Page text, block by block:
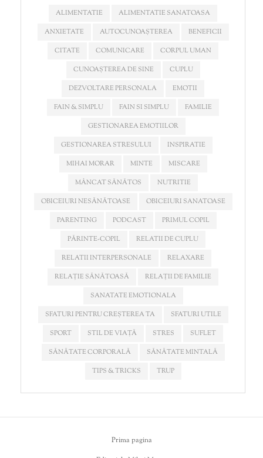
ALIMENTATIE
ALIMENTATIE SANATOASA
ANXIETATE
AUTOCUNOAȘTEREA
BENEFICII
CITATE
COMUNICARE
CORPUL UMAN
CUNOAȘTEREA DE SINE
CUPLU
DEZVOLTARE PERSONALA
EMOTII
FAIN & SIMPLU
FAIN SI SIMPLU
FAMILIE
GESTIONAREA EMOTIILOR
GESTIONAREA STRESULUI
INSPIRATIE
MIHAI MORAR
MINTE
MISCARE
MÂNCAT SĂNĂTOS
NUTRITIE
OBICEIURI NESĂNĂTOASE
OBICEIURI SANATOASE
PARENTING
PODCAST
PRIMUL COPIL
PĂRINTE-COPIL
RELATII DE CUPLU
RELATII INTERPERSONALE
RELAXARE
RELAȚIE SĂNĂTOASĂ
RELAȚII DE FAMILIE
SANATATE EMOTIONALA
SFATURI PENTRU CREȘTEREA TA
SFATURI UTILE
SPORT
STIL DE VIAȚĂ STRES
SUFLET
SĂNĂTATE CORPORALĂ
SĂNĂTATE MINTALĂ
TIPS & TRICKS
TRUP
Prima pagina